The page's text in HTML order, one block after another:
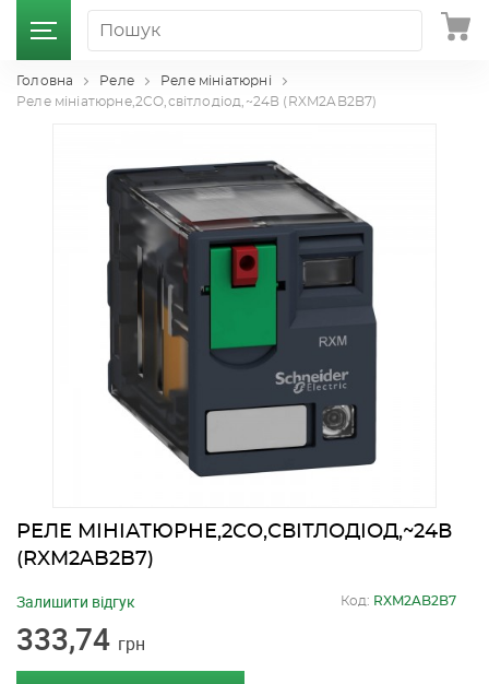
Головна Реле
Реле мініатюрні
Реле мініатюрне,2CO,світлодіод,~24В (RXM2AB2B7)
РЕЛЕ МІНІАТЮРНЕ,2CO,СВІТЛОДІОД,~24В
(RXM2AB2B7)
333,74 грн
Залишити відгук Код: RXM2AB2B7